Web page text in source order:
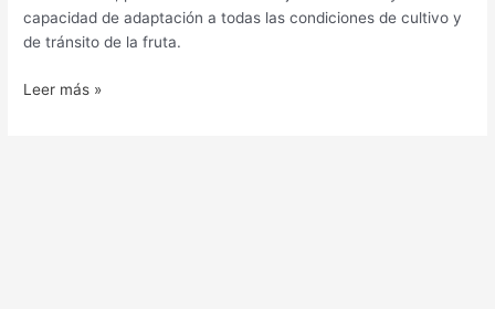
capacidad de adaptación a todas las condiciones de cultivo y
de tránsito de la fruta.
Leer más »